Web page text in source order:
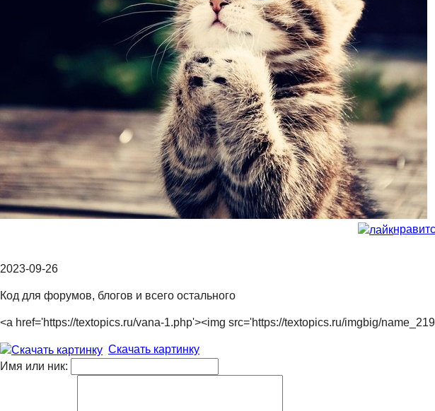
2023-09-26
Код для форумов, блогов и всего остального
<a href='https://textopics.ru/vana-1.php'><img src='https://textopics.ru/imgbig/
Скачать картинку
Имя или ник: